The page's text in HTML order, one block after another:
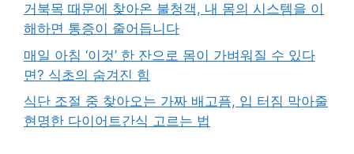
거북목 때문에 찾아온 불청객, 내 몸의 시스템을 이
해하면 통증이 줄어듭니다
매일 아침 ‘이것’ 한 잔으로 몸이 가벼워질 수 있다
면? 식초의 숨겨진 힘
식단 조절 중 찾아오는 가짜 배고픔, 입 터짐 막아줄
현명한 다이어트간식 고르는 법